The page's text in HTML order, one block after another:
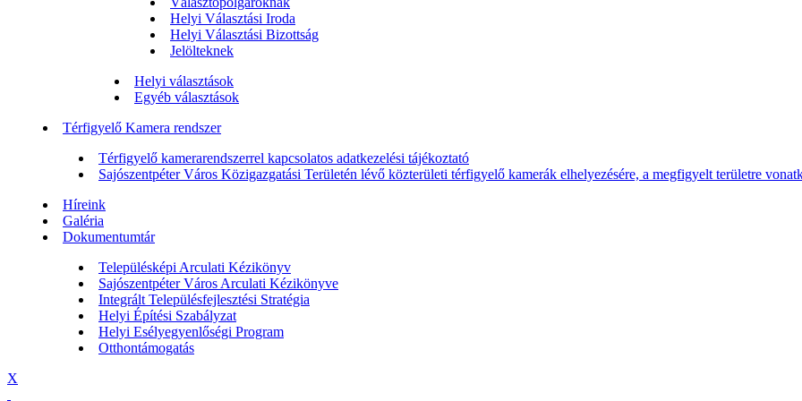
Helyi Választási Iroda
Helyi Választási Bizottság
Jelölteknek
Helyi választások
Egyéb választások
Térfigyelő Kamera rendszer
Térfigyelő kamerarendszerrel kapcsolatos adatkezelési tájékoztató
Sajószentpéter Város Közigazgatási Területén lévő közterületi térfigyelő kamerák elhelyezésére, a megfigyelt területre
Híreink
Galéria
Dokumentumtár
Településképi Arculati Kézikönyv
Sajószentpéter Város Arculati Kézikönyve
Integrált Településfejlesztési Stratégia
Helyi Építési Szabályzat
Helyi Esélyegyenlőségi Program
Otthontámogatás
X